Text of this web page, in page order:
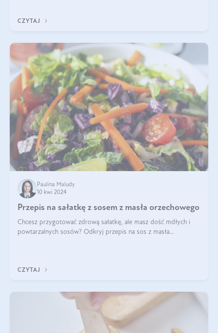
CZYTAJ
Paulina Maludy
10 kwi 2024
Przepis na sałatkę z sosem z masła orzechowego
Chcesz przygotować zdrową sałatkę, ale masz dość mdłych i
powtarzalnych sosów? Odkryj przepis na sos z masła
CZYTAJ